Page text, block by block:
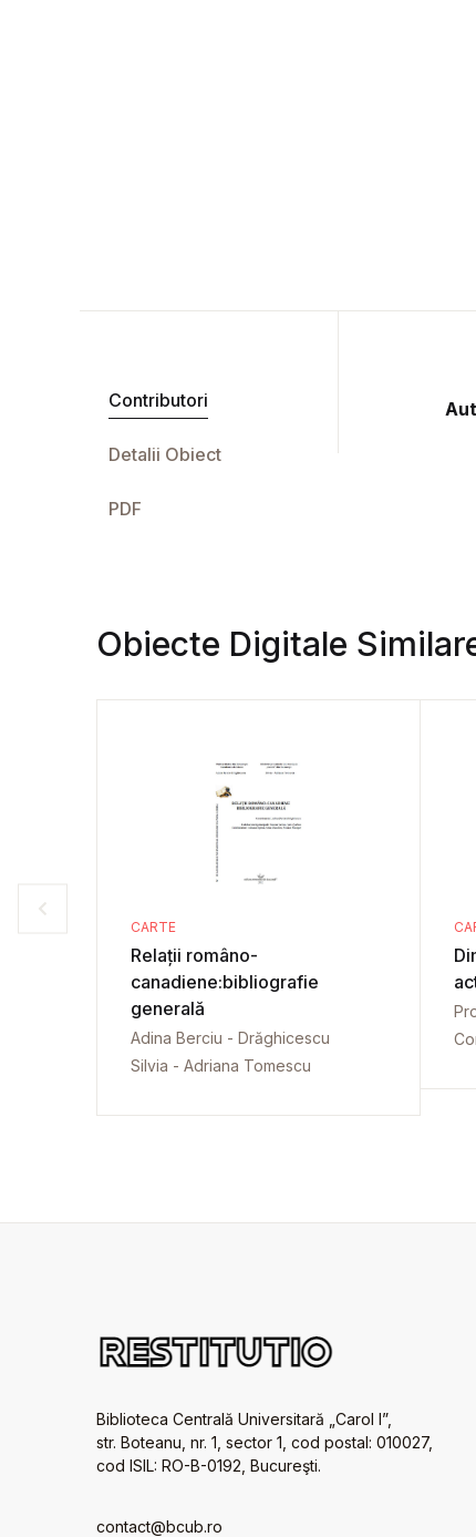
Contributori
Detalii Obiect
PDF
Obiecte Digitale
CARTE
Relații româno-
canadiene:bibliografie
generală
Adina Berciu - Drăghicescu
Silvia - Adriana Tomescu
Biblioteca Centrală Universitară „Carol I”,
str. Boteanu, nr. 1, sector 1, cod postal: 010027,
cod ISIL: RO-B-0192, Bucureşti.
contact@bcub.ro